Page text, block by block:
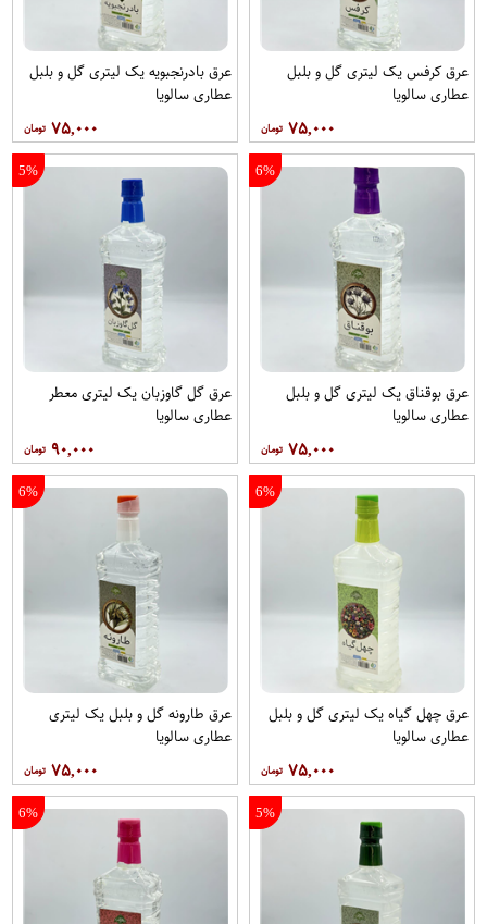
عرق کرفس یک لیتری گل و بلبل
عطاری سالویا
۷۵,۰۰۰
عرق بادرنجبویه یک لیتری گل و بلبل
عطاری سالویا
۷۵,۰۰۰
6%
عرق بوقناق یک لیتری گل و بلبل
عطاری سالویا
۷۵,۰۰۰
5%
عرق گل گاوزبان یک لیتری معطر
عطاری سالویا
۹۰,۰۰۰
6%
عرق چهل گیاه یک لیتری گل و بلبل
عطاری سالویا
۷۵,۰۰۰
6%
عرق طارونه گل و بلبل یک لیتری
عطاری سالویا
۷۵,۰۰۰
5%
6%